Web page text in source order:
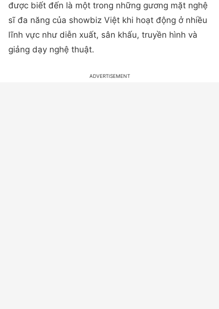
được biết đến là một trong những gương mặt nghệ
sĩ đa năng của showbiz Việt khi hoạt động ở nhiều
lĩnh vực như diễn xuất, sân khấu, truyền hình và
giảng dạy nghệ thuật.